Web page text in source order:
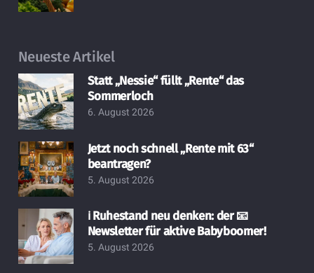
Neueste Artikel
Statt „Nessie“ füllt „Rente“ das
Sommerloch
6. August 2026
Jetzt noch schnell „Rente mit 63“
beantragen?
5. August 2026
ℹ️ Ruhestand neu denken: der 📧
Newsletter für aktive Babyboomer!
5. August 2026